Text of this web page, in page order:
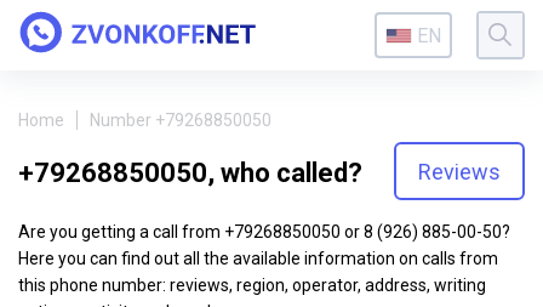
EN
Home Number +79268850050
+79268850050, who called? Reviews
Are you getting a call from +79268850050 or 8 (926) 885-00-50?
Here you can find out all the available information on calls from
this phone number: reviews, region, operator, address, writing